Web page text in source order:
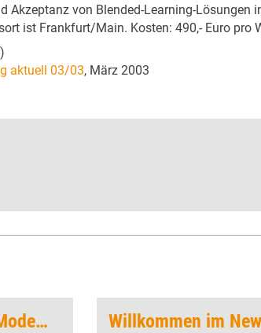
Akzeptanz von Blended-Learning-Lösungen
ist Frankfurt/Main. Kosten: 490,- Euro pro
aktuell 03/03, März 2003
„New Learning ist nicht nur ein Modewort“ Willkommen im